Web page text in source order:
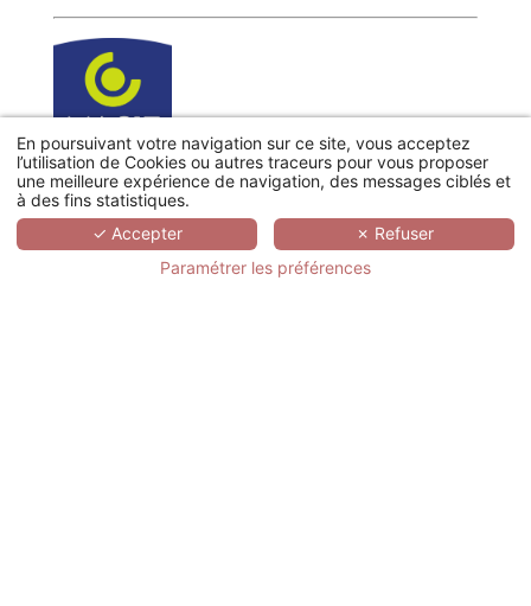
Séminaire à l'Hôtel Atalante (Janvier 2025)
"Séjour parfait : chambre, salle, repas et la vue."
En poursuivant votre navigation sur ce site, vous acceptez
l’utilisation de Cookies ou autres traceurs pour vous proposer
une meilleure expérience de navigation, des messages ciblés et
à des fins statistiques.
✓ Accepter
✗ Refuser
Paramétrer les préférences